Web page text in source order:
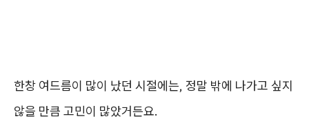
한창 여드름이 많이 났던 시절에는, 정말 밖에 나가고 싶지
않을 만큼 고민이 많았거든요.